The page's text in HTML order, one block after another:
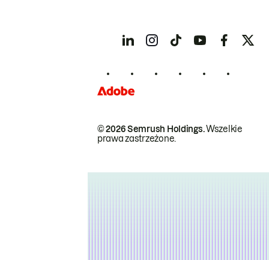
© 2026 Semrush Holdings.Wszelkie
prawa zastrzeżone.